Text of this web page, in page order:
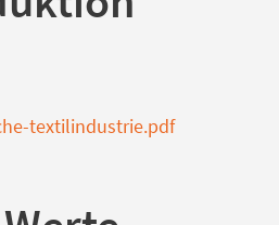
textilindustrie.pdf